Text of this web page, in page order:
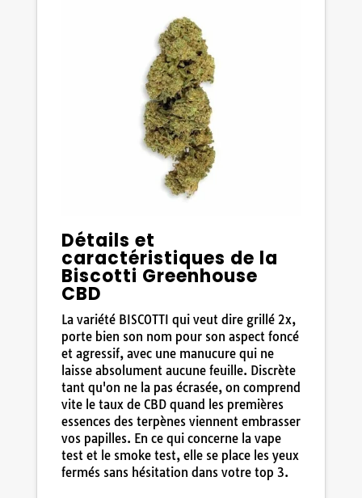
Détails et
caractéristiques de la
Biscotti Greenhouse
CBD
La variété BISCOTTI qui veut dire grillé 2x,
porte bien son nom pour son aspect foncé
et agressif, avec une manucure qui ne
laisse absolument aucune feuille. Discrète
tant qu'on ne la pas écrasée, on comprend
vite le taux de CBD quand les premières
essences des terpènes viennent embrasser
vos papilles. En ce qui concerne la vape
test et le smoke test, elle se place les yeux
fermés sans hésitation dans votre top 3.